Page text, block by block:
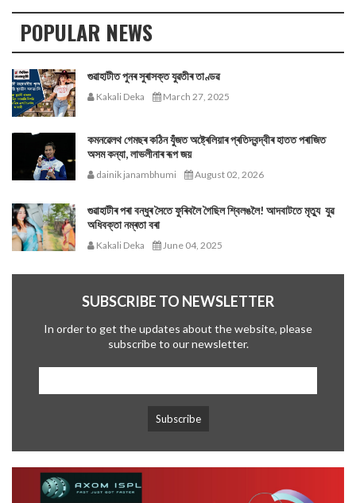
POPULAR NEWS
গুৱাহাটীত পুনৰ সুৰাসক্ত যুৱতীৰ তাণ্ডৱ
Kakali Deka March 27, 2025
কমনৱেলথ গেমছৰ কঠিন যুঁজত অষ্ট্ৰেলিয়াৰ প্ৰতিদ্বন্দ্বীৰ হাতত পৰাজিত
অসম কন্যা, লাভলীনাৰ ৰূপ জয়
dainik janambhumi August 02, 2026
গুৱাহাটীৰ পৰা বন্ধুৰ সৈতে ফুৰিবলৈ গৈছিল শ্বিলঙলৈ! আদবাটতে মৃত্যু যুৱ
অধিবক্তা নম্ৰতা বৰা
Kakali Deka June 04, 2025
SUBSCRIBE TO NEWSLETTER
In order to get the updates about the website, please
subscribe to our newsletter.